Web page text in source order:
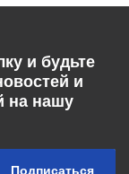
и будьте
и
на нашу